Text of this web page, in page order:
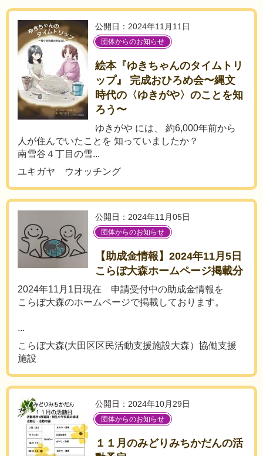
公開日：2024年11月11日
団体からのお知らせ
絵本『ゆきちゃんのタイムトリ
ップ』 完成おひろめ会〜縄文
時代の〈ゆきがや〉のことを知
ろう〜
ゆきがや には、 約6,000年前から
人が住んでいたことを 知っていましたか？
南雪谷４丁目の雪...
ユキガヤ ウオッチング
公開日：2024年11月05日
団体からのお知らせ
【助成金情報】2024年11月5日
こらぼ大森ホームページ掲載分
2024年11月1日現在 申請受付中の助成金情報を
こらぼ大森のホームページで掲載しております。
...
こらぼ大森(大田区区民活動支援施設大森）協働支援
施設
公開日：2024年10月29日
団体からのお知らせ
１１月のみどりみちかだんの活